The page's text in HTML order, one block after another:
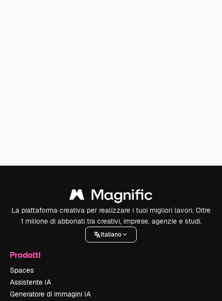
La piattaforma creativa per realizzare i tuoi migliori lavori. Oltre
1 milione di abbonati tra creativi, imprese, agenzie e studi.
Italiano
Prodotti
Spaces
Assistente IA
Generatore di immagini IA